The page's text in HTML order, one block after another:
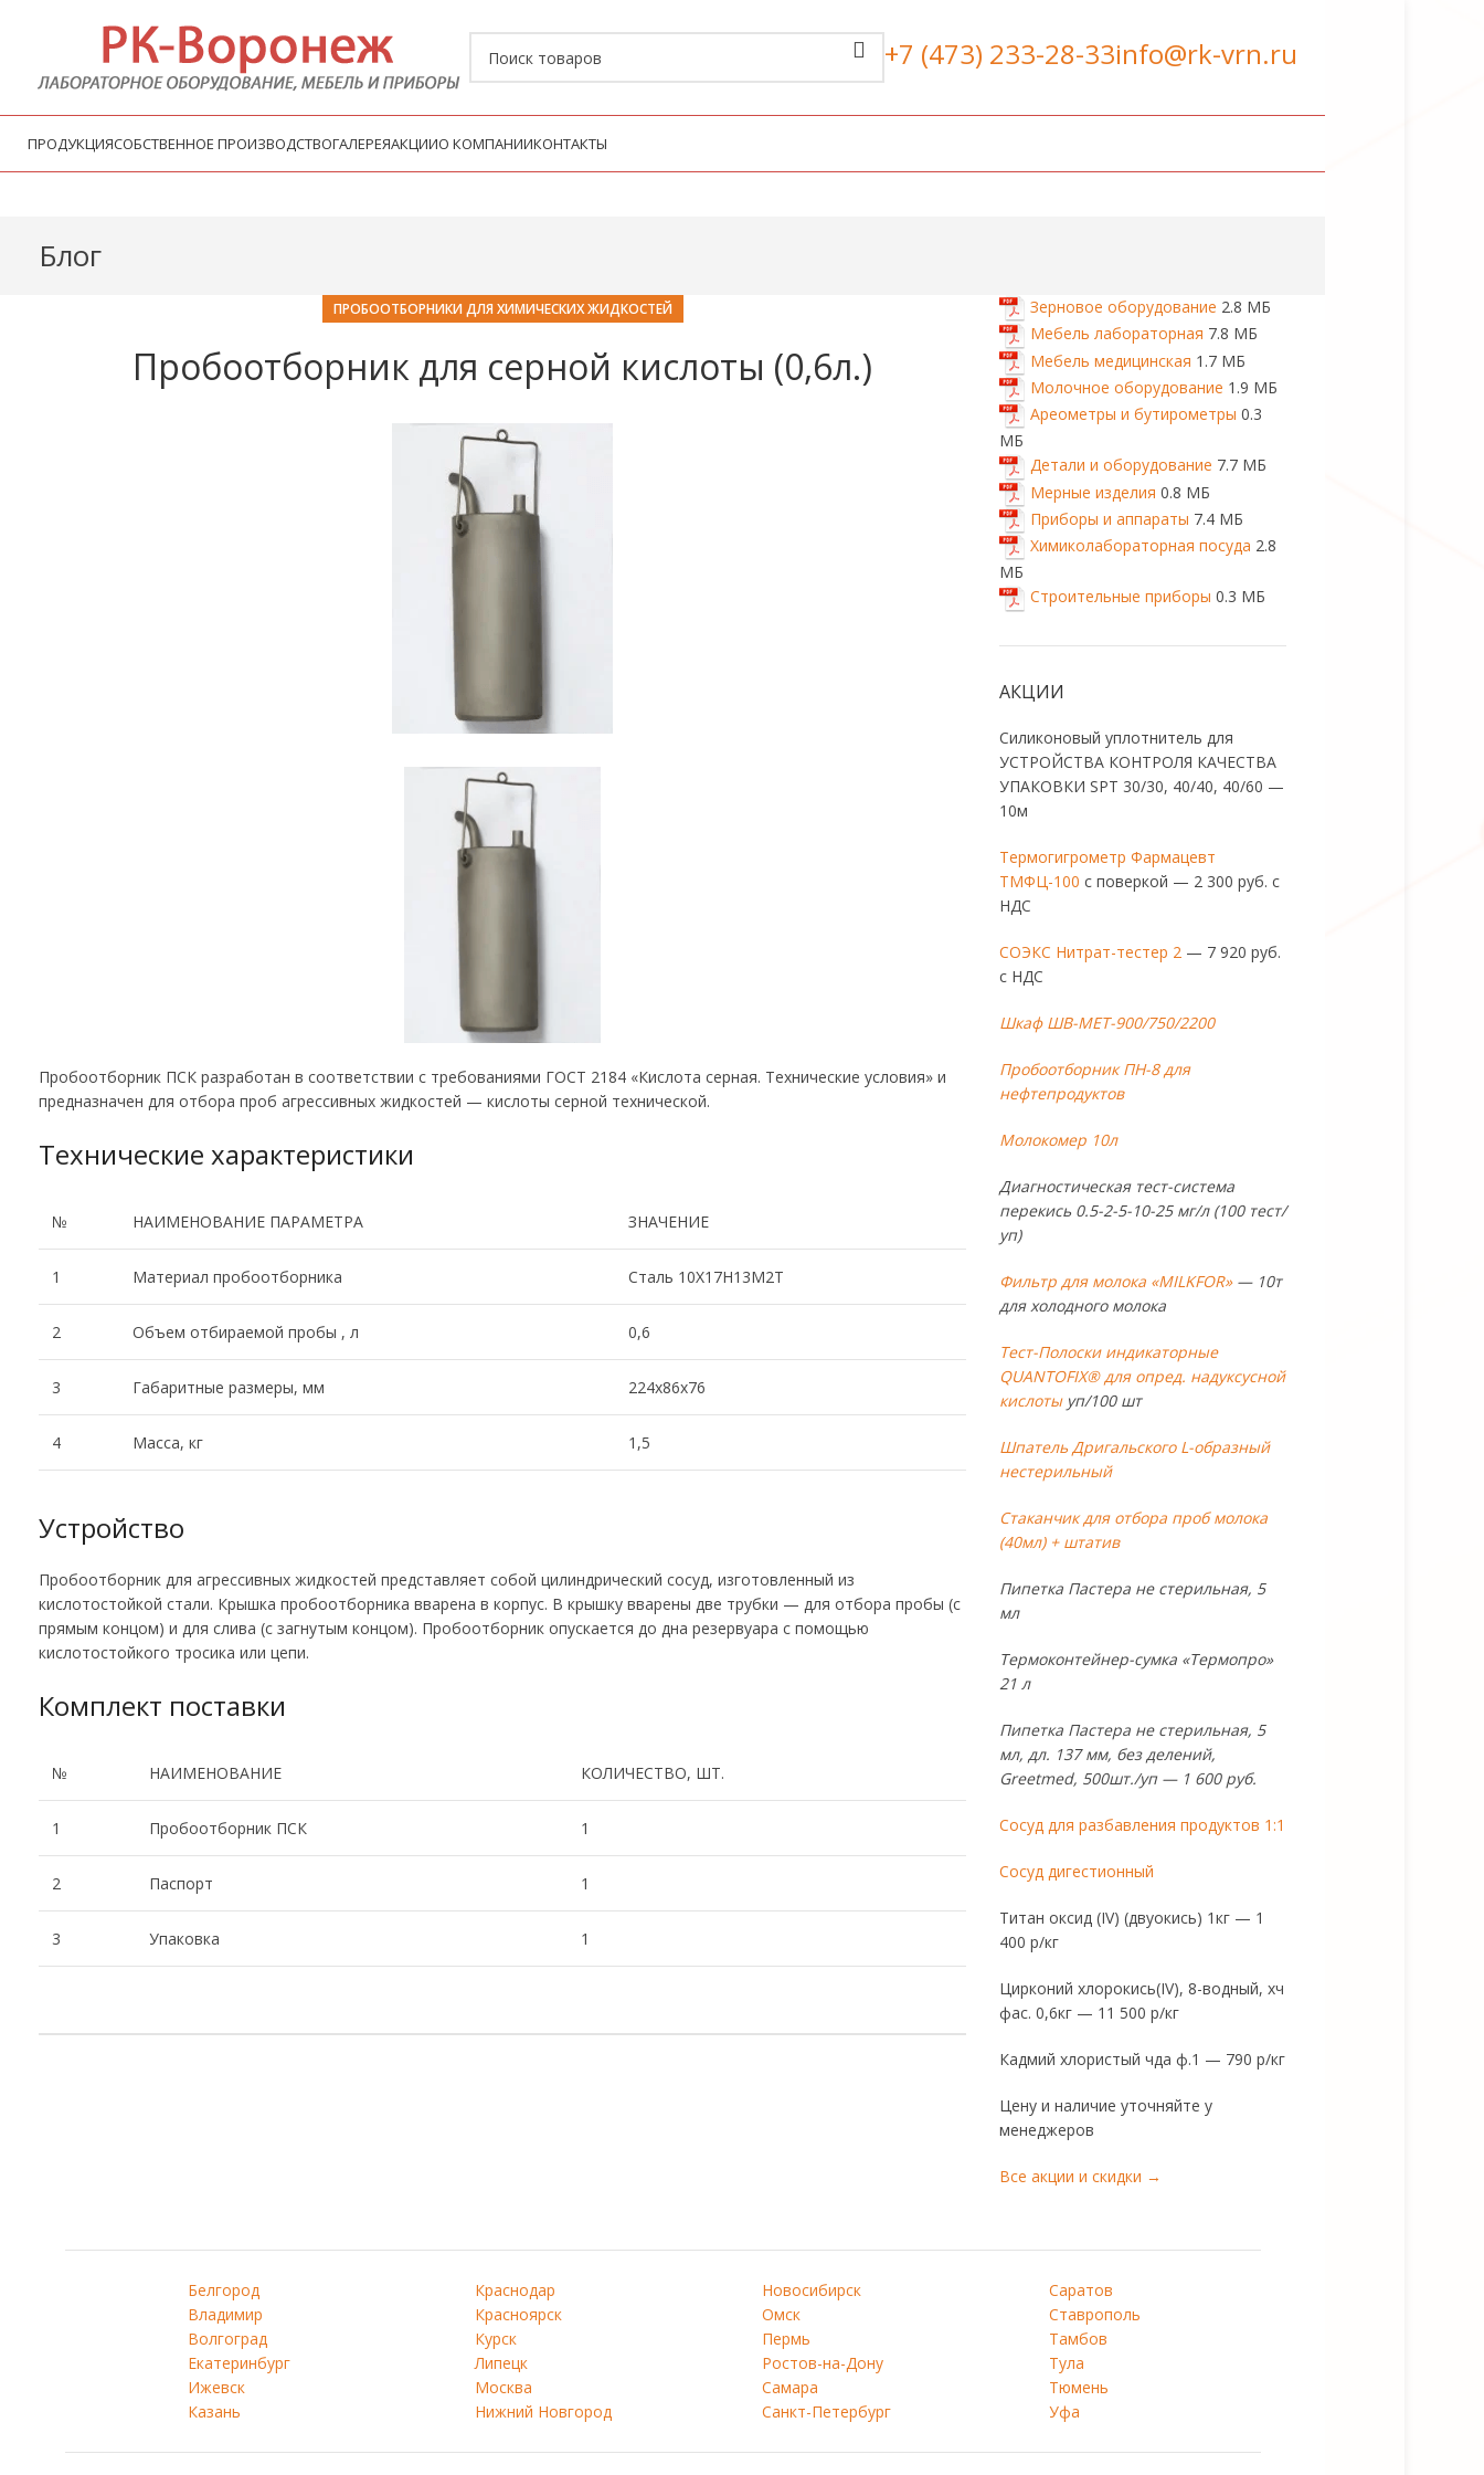
+7 (473) 233-28-33info@rk-vrn.ru
ПРОДУКЦИЯСОБСТВЕННОЕ ПРОИЗВОДСТВОГАЛЕРЕЯАКЦИИО КОМПАНИИКОНТАКТЫ
Блог
ПРОБООТБОРНИКИ ДЛЯ ХИМИЧЕСКИХ ЖИДКОСТЕЙ
Пробоотборник для серной кислоты (0,6л.)
Пробоотборник ПСК разработан в соответствии с требованиями ГОСТ 2184 «Кислота серная. Технические условия» и
предназначен для отбора проб агрессивных жидкостей — кислоты серной технической.
Технические характеристики
№ НАИМЕНОВАНИЕ ПАРАМЕТРА ЗНАЧЕНИЕ
1 Материал пробоотборника Сталь 10Х17Н13М2Т
2 Объем отбираемой пробы , л 0,6
3 Габаритные размеры, мм 224х86х76
4 Масса, кг 1,5
Устройство
Пробоотборник для агрессивных жидкостей представляет собой цилиндрический сосуд, изготовленный из
кислотостойкой стали. Крышка пробоотборника вварена в корпус. В крышку вварены две трубки — для отбора пробы (с
прямым концом) и для слива (с загнутым концом). Пробоотборник опускается до дна резервуара с помощью
кислотостойкого тросика или цепи.
Комплект поставки
№ НАИМЕНОВАНИЕ КОЛИЧЕСТВО, ШТ.
1 Пробоотборник ПСК 1
2 Паспорт 1
3 Упаковка 1
Зерновое оборудование 2.8 МБ
Мебель лабораторная 7.8 МБ
Мебель медицинская 1.7 МБ
Молочное оборудование 1.9 МБ
Ареометры и бутирометры 0.3
МБ
Детали и оборудование 7.7 МБ
Мерные изделия 0.8 МБ
Приборы и аппараты 7.4 МБ
Химиколабораторная посуда 2.8
МБ
Строительные приборы 0.3 МБ
АКЦИИ
Силиконовый уплотнитель для
УСТРОЙСТВА КОНТРОЛЯ КАЧЕСТВА
УПАКОВКИ SPT 30/30, 40/40, 40/60 —
10м
Термогигрометр Фармацевт
ТМФЦ-100 с поверкой — 2 300 руб. с
НДС
СОЭКС Нитрат-тестер 2 — 7 920 руб.
с НДС
Шкаф ШВ-МЕТ-900/750/2200
Пробоотборник ПН-8 для
нефтепродуктов
Молокомер 10л
Диагностическая тест-система
перекись 0.5-2-5-10-25 мг/л (100 тест/
уп)
Фильтр для молока «MILKFOR»— 10т
для холодного молока
Тест-Полоски индикаторные
QUANTOFIX® для опред. надуксусной
кислотыуп/100 шт
Шпатель Дригальского L-образный
нестерильный
Стаканчик для отбора проб молока
(40мл) + штатив
Пипетка Пастера не стерильная, 5
мл
Термоконтейнер-сумка «Термопро»
21 л
Пипетка Пастера не стерильная, 5
мл, дл. 137 мм, без делений,
Greetmed, 500шт./уп — 1 600 руб.
Сосуд для разбавления продуктов 1:1
Сосуд дигестионный
Титан оксид (IV) (двуокись) 1кг — 1
400 р/кг
Цирконий хлорокись(IV), 8-водный, хч
фас. 0,6кг — 11 500 р/кг
Кадмий хлористый чда ф.1 — 790 р/кг
Цену и наличие уточняйте у
менеджеров
Все акции и скидки →
Белгород
Владимир
Волгоград
Екатеринбург
Ижевск
Казань
Краснодар
Красноярск
Курск
Липецк
Москва
Нижний Новгород
Новосибирск
Омск
Пермь
Ростов-на-Дону
Самара
Санкт-Петербург
Саратов
Ставрополь
Тамбов
Тула
Тюмень
Уфа